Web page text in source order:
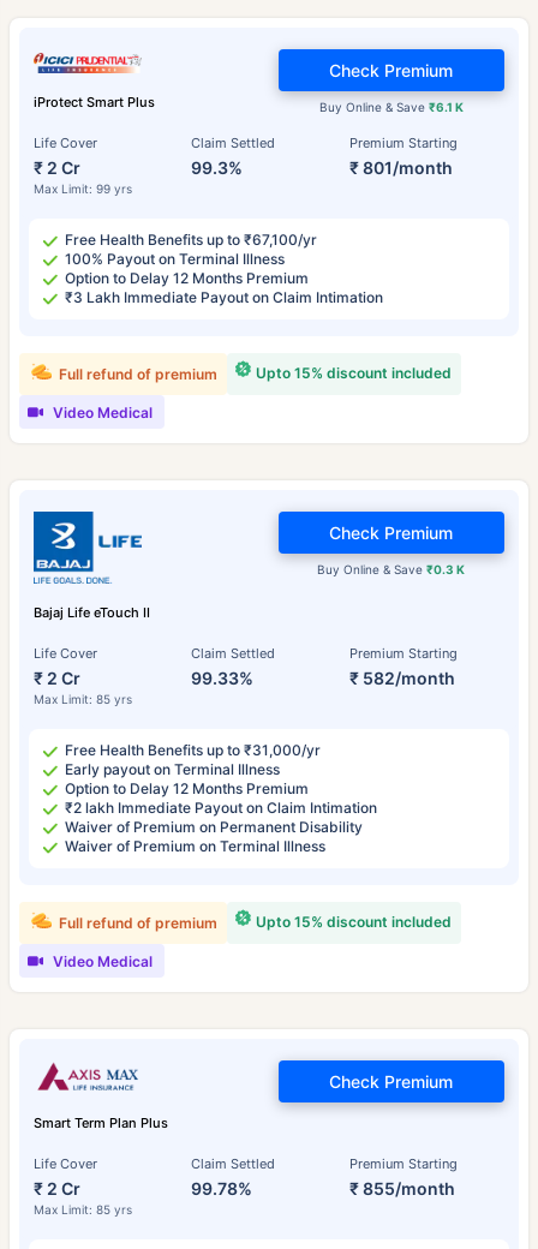
iProtect Smart Plus
Life Cover
₹ 2 Cr
Max Limit: 99 yrs
Claim Settled
99.3%
Premium Starting
₹ 801/month
Buy Online & Save ₹6.1 K
Check Premium
Free Health Benefits up to ₹67,100/yr
100% Payout on Terminal Illness
Option to Delay 12 Months Premium
₹3 Lakh Immediate Payout on Claim Intimation
Upto 15% discount included
Full refund of premium
Video Medical
Bajaj Life eTouch II
Life Cover
₹ 2 Cr
Max Limit: 85 yrs
Claim Settled
99.33%
Premium Starting
₹ 582/month
Buy Online & Save₹0.3 K
Check Premium
Free Health Benefits up to ₹31,000/yr
Early payout on Terminal Illness
Option to Delay 12 Months Premium
₹2 lakh Immediate Payout on Claim Intimation
Waiver of Premium on Permanent Disability
Waiver of Premium on Terminal Illness
Upto 15% discount included
Full refund of premium
Video Medical
Smart Term Plan Plus
Life Cover
₹ 2 Cr
Max Limit: 85 yrs
Claim Settled
99.78%
Premium Starting
₹ 855/month
Check Premium